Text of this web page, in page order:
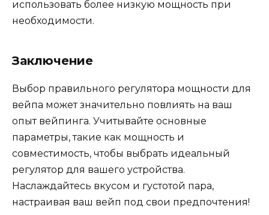
использовать более низкую мощность при
необходимости.
Заключение
Выбор правильного регулятора мощности для
вейпа может значительно повлиять на ваш
опыт вейпинга. Учитывайте основные
параметры, такие как мощность и
совместимость, чтобы выбрать идеальный
регулятор для вашего устройства.
Наслаждайтесь вкусом и густотой пара,
настраивая ваш вейп под свои предпочтения!